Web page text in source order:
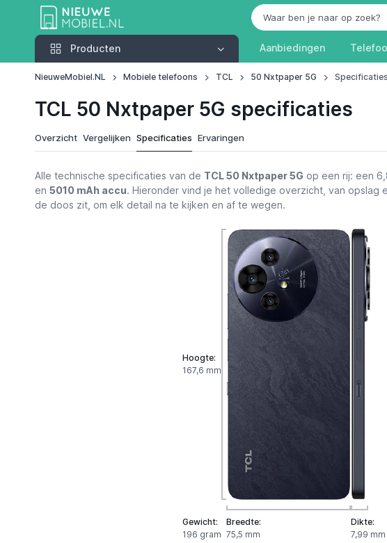
Producten
Producten Aanbiedingen
NieuweMobiel.NL Mobiele telefoons TCL 50 Nxtpaper 5G Specificaties
TCL 50 Nxtpaper 5G specificaties
Overzicht Vergelijken Specificaties Ervaringen
Alle technische specificaties van de TCL 50 Nxtpaper 5G op een rij: een
en 5010 mAh accu. Hieronder vind je het volledige overzicht, van opslag
de doos zit, om elk detail na te kijken en af te wegen.
Hoogte:
167,6 mm
Gewicht:
196 gram
Breedte:
75,5 mm
Dikte:
7,99 mm